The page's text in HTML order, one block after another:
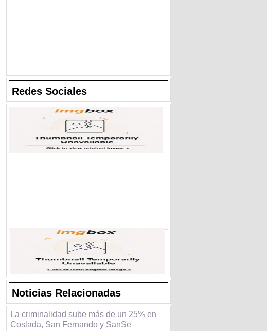
Redes Sociales
Noticias Relacionadas
La criminalidad sube más de un 25% en
Coslada, San Fernando y SanSe